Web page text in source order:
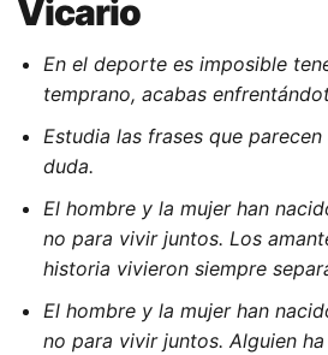
Vicario
En el deporte es imposible
temprano, acabas
Estudia las frases que
duda.
El hombre y la mujer han
no para vivir juntos. Los
historia vivieron siempre
El hombre y la mujer han
no para vivir juntos. Alguien